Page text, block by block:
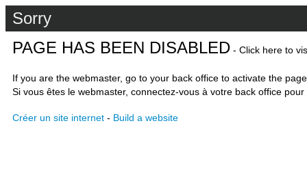
Sorry
PAGE HAS BEEN DISABLED - Click here to
If you are the webmaster, go to your back office to activate the
Si vous êtes le webmaster, connectez-vous à votre back office
Créer un site internet - Build a website